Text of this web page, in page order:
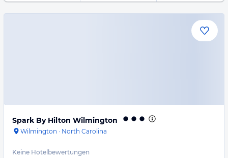
Spark By Hilton Wilmington
Wilmington · North Carolina
Keine Hotelbewertungen